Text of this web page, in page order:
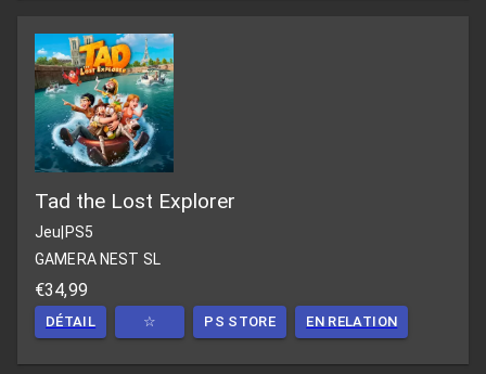
Tad the Lost Explorer
Jeu PS5
GAMERA NEST SL
€34,99
DÉTAIL ☆ PS STORE EN RELATION